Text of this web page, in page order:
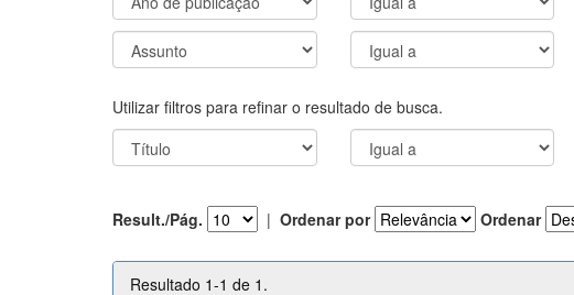
Utilizar filtros para refinar o resultado de busca.
Result./Pág. | Ordenar por Ordenar
Resultado 1-1 de 1.